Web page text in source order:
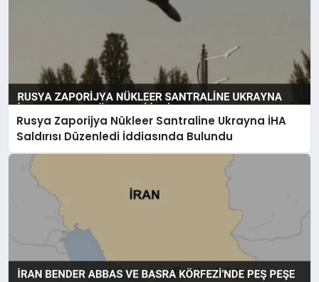
Rusya Zaporijya Nükleer Santraline Ukrayna İHA
Saldırısı Düzenledi İddiasında Bulundu